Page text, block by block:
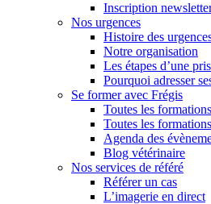
Inscription
Nos urgences
Histoire des
Notre organisation
Les étapes d’une
Pourquoi adresser
Se former avec Frégis
Toutes les
Toutes les
Agenda des
Blog vétérinaire
Nos services de référé
Référer un cas
L’imagerie en direct